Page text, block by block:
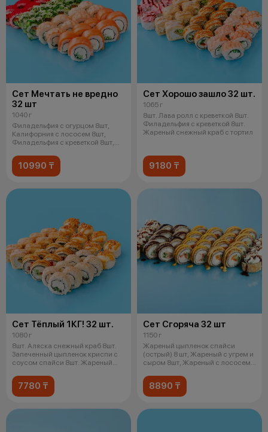
Сет Мечтать не вредно
32 шт
1040 г
Филадельфия с огурцом 8шт,
Калифорния с лососем 8шт,
Филадельфия с креветкой 8шт,
10990 ₸
Сет Хорошо зашло 32 шт.
1065 г
8шт. Лава ролл с креветкой 8шт.
Филадельфия с креветкой 8шт.
Жареный снежный краб с тортил
9180 ₸
Сет Тёплый 1КГ! 32 шт.
1080 г
8шт. Аляска снежный краб 8шт.
Запеченный цыпленок криспи с
соусом спайси 8шт. Жареный
7780 ₸
Сет Сгоряча 32 шт
1150 г
Жареный цыпленок спайси
(острый) 8 шт, Жареный с угрем и
сыром 8шт, Жареный с лососем
8890 ₸